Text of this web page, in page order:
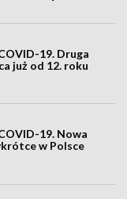
19. Druga
już od 12. roku
19. Nowa
w Polsce